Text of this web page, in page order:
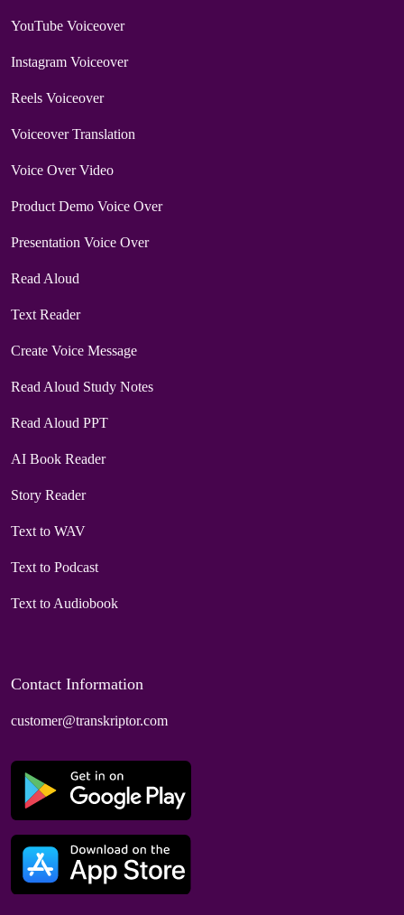
YouTube Voiceover
Instagram Voiceover
Reels Voiceover
Voiceover Translation
Voice Over Video
Product Demo Voice Over
Presentation Voice Over
Read Aloud
Text Reader
Create Voice Message
Read Aloud Study Notes
Read Aloud PPT
AI Book Reader
Story Reader
Text to WAV
Text to Podcast
Text to Audiobook
Contact Information
customer@transkriptor.com